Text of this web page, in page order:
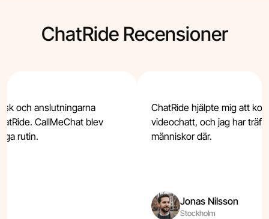
ChatRide Recensioner
och anslutningarna
CallMeChat blev
rutin.
ChatRide hjälpte mig att
videochatt, och jag har
människor där.
Jonas Nilsson
Stockholm